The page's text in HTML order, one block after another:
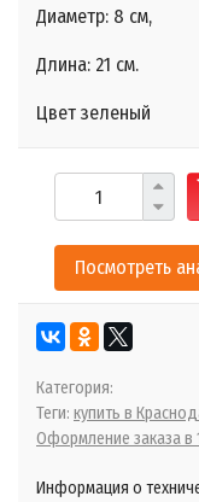
Диаметр: 8 cм,
Длина: 21 см.
Цвет зеленый
Посмотреть
Категория:
Теги: купить в
Оформление заказа в
Информация о